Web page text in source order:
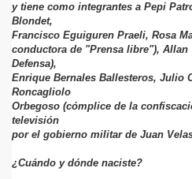
y tiene como integrantes a Pepi
Blondet,
Francisco Eguiguren Praeli, Rosa
conductora de "Prensa libre"), Allan
Defensa),
Enrique Bernales Ballesteros, Julio
Roncagliolo
Orbegoso (cómplice de la
televisión
por el gobierno militar de Juan
¿Cuándo y dónde naciste?